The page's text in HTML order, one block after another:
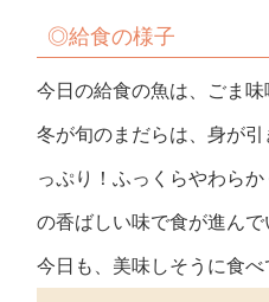
◎給食の様子
今日の給食の魚は、ごま味
冬が旬のまだらは、身が
っぷり！ふっくらやわら
の香ばしい味で食が進んで
今日も、美味しそうに食べ